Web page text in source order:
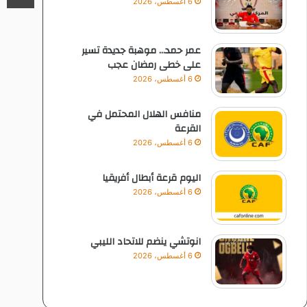
عمر حمد… موهبة جديدة تسير
على خطى رمضان عجب
6 أغسطس، 2026
منافس الهلال المحتمل في
القرعة
6 أغسطس، 2026
اليوم قرعة أبطال أفريقيا
6 أغسطس، 2026
انوتشي ينضم للاتحاد الليبي
6 أغسطس، 2026